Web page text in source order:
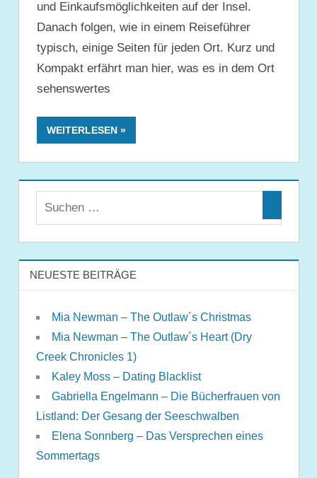
und Einkaufsmöglichkeiten auf der Insel.
Danach folgen, wie in einem Reiseführer
typisch, einige Seiten für jeden Ort. Kurz und
Kompakt erfährt man hier, was es in dem Ort
sehenswertes
WEITERLESEN
NEUESTE BEITRÄGE
Mia Newman – The Outlaw´s Christmas
Mia Newman – The Outlaw´s Heart (Dry
Creek Chronicles 1)
Kaley Moss – Dating Blacklist
Gabriella Engelmann – Die Bücherfrauen von
Listland: Der Gesang der Seeschwalben
Elena Sonnberg – Das Versprechen eines
Sommertags